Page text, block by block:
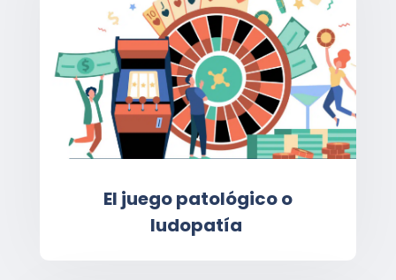
El juego patológico o
ludopatía